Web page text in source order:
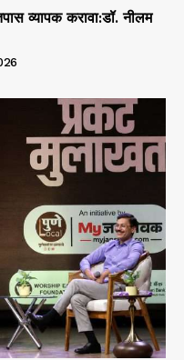
व्यापक करावा:डॉ. नीलम